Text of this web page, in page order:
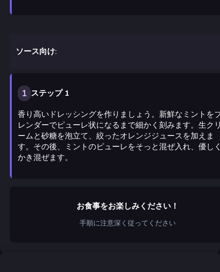
ソース向け:
1 ステップ 1
香り高いドレッシングを作りましょう。新鮮なミントを
レンダーでピューレ状になるまで細かく刻みます。生ク
ームと砂糖を泡立て、絞ったオレンジジュースを加えま
す。その後、ミントのピューレをそっと混ぜ入れ、優し
かき混ぜます。
お食事をお楽しみください！
手順に注意深く従ってください